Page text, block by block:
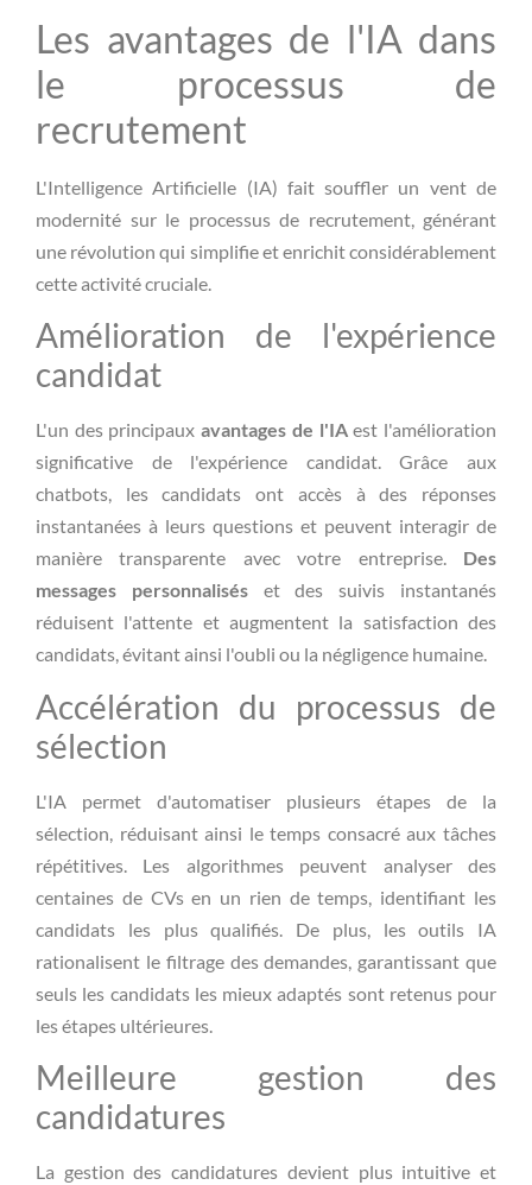
Les avantages de l'IA dans
le processus de
recrutement
L'Intelligence Artificielle (IA) fait souffler un vent de
modernité sur le processus de recrutement, générant
une révolution qui simplifie et enrichit considérablement
cette activité cruciale.
Amélioration de l'expérience
candidat
L'un des principauxavantages de l'IAest l'amélioration
significative de l'expérience candidat. Grâce aux
chatbots, les candidats ont accès à des réponses
instantanées à leurs questions et peuvent interagir de
manière transparente avec votre entreprise. Des
messages personnaliséset des suivis instantanés
réduisent l'attente et augmentent la satisfaction des
candidats, évitant ainsi l'oubli ou la négligence humaine.
Accélération du processus de
sélection
L'IA permet d'automatiser plusieurs étapes de la
sélection, réduisant ainsi le temps consacré aux tâches
répétitives. Les algorithmes peuvent analyser des
centaines de CVs en un rien de temps, identifiant les
candidats les plus qualifiés. De plus, les outils IA
rationalisent le filtrage des demandes, garantissant que
seuls les candidats les mieux adaptés sont retenus pour
les étapes ultérieures.
Meilleure gestion des
candidatures
La gestion des candidatures devient plus intuitive et